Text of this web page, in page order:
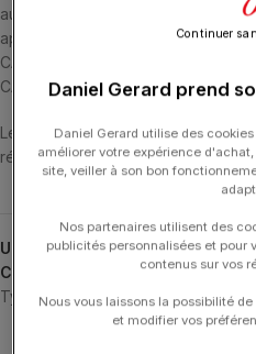
aux multiples facettes apporte
apporte Force et Protection contre
CARATS ET AGATE BLEUE
CARATS).
Les colliers ont une longueur de
réglage.
UGS : 1013YB1A104
Catégories :
Colliers, Colliers
Typologies
Daniel Gerard prend
Daniel Gerard utilise des
améliorer votre expérience
site, veiller à son bon
Nos partenaires utilisent des
publicités personnalisées et pour
contenus sur vos
Nous vous laissons la possibilité
et modifier vos
Continuer